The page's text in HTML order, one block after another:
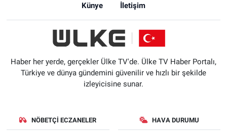
Künye
İletişim
Haber her yerde, gerçekler Ülke TV'de. Ülke TV Haber Portalı,
Türkiye ve dünya gündemini güvenilir ve hızlı bir şekilde
izleyicisine sunar.
NÖBETÇI ECZANELER HAVA DURUMU